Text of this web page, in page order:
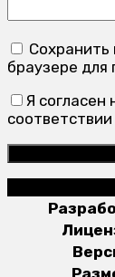
Сохранить
браузере
Я согласен
соответствии